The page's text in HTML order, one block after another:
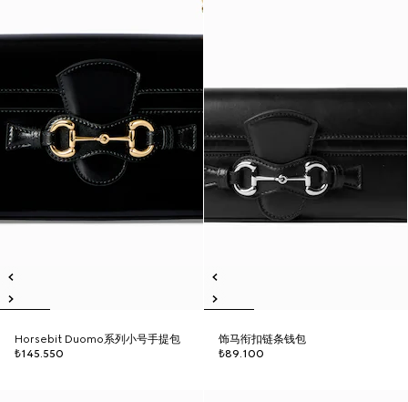
Horsebit Duomo系列小号手提包
₺145.550
饰马衔扣链条钱包
₺89.100